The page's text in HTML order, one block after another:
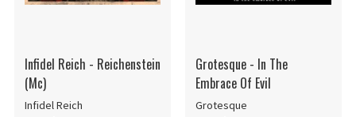
Infidel Reich - Reichenstein
(Mc)
Infidel Reich
Grotesque - In The
Embrace Of Evil
Grotesque